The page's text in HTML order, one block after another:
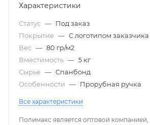
Характеристики
Статус — Под заказ
Покрытие — С логотипом
Вес — 80 гр/м2
Вместимость — 5 кг
Сырье — Спанбонд
Особенности — Прорубная ручка
Все характеристики
Полимакс является оптовой компанией,